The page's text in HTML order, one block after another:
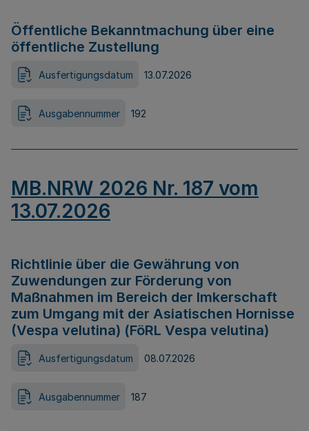
Öffentliche Bekanntmachung über eine
öffentliche Zustellung
Ausfertigungsdatum 13.07.2026
Ausgabennummer 192
MB.NRW 2026 Nr. 187 vom
13.07.2026
Richtlinie über die Gewährung von
Zuwendungen zur Förderung von
Maßnahmen im Bereich der Imkerschaft
zum Umgang mit der Asiatischen Hornisse
(Vespa velutina) (FöRL Vespa velutina)
Ausfertigungsdatum 08.07.2026
Ausgabennummer 187